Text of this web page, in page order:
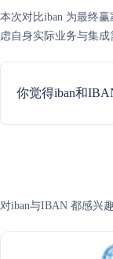
本次对比iban 为最终
虑自身实际业务与集成
你觉得iban和
对iban与IBAN 都感兴